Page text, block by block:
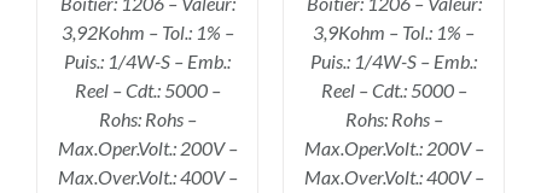
3,92Kohm – Tol.: 1% –
Puis.: 1/4W-S – Emb.:
Reel – Cdt.: 5000 –
Rohs: Rohs –
Max.Oper.Volt.: 200V –
Max.Over.Volt.: 400V –
3,9Kohm – Tol.: 1% –
Puis.: 1/4W-S – Emb.:
Reel – Cdt.: 5000 –
Rohs: Rohs –
Max.Oper.Volt.: 200V –
Max.Over.Volt.: 400V –